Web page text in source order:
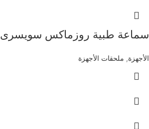
سماعة طبية روزماكس سويسرى
الأجهزة ملحقات الأجهزة